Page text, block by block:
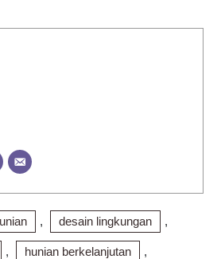
, desain lingkungan ,
, hunian berkelanjutan ,